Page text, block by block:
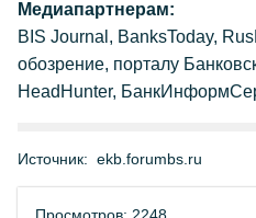
Медиапартнерам:
BIS Journal, BanksToday,
обозрение, порталу
HeadHunter,
Источник: ekb.forumbs.ru